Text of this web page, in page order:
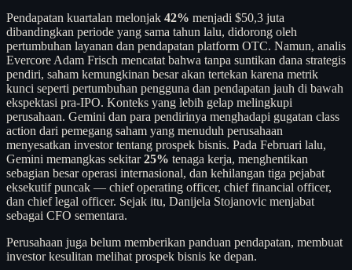
Pendapatan kuartalan melonjak 42% menjadi $50,3 juta
dibandingkan periode yang sama tahun lalu, didorong oleh
pertumbuhan layanan dan pendapatan platform OTC. Namun, analis
Evercore Adam Frisch mencatat bahwa tanpa suntikan dana strategis
pendiri, saham kemungkinan besar akan tertekan karena metrik
kunci seperti pertumbuhan pengguna dan pendapatan jauh di bawah
ekspektasi pra-IPO. Konteks yang lebih gelap melingkupi
perusahaan. Gemini dan para pendirinya menghadapi gugatan class
action dari pemegang saham yang menuduh perusahaan
menyesatkan investor tentang prospek bisnis. Pada Februari lalu,
Gemini memangkas sekitar25% tenaga kerja, menghentikan
sebagian besar operasi internasional, dan kehilangan tiga pejabat
eksekutif puncak — chief operating officer, chief financial officer,
dan chief legal officer. Sejak itu, Danijela Stojanovic menjabat
sebagai CFO sementara.
Perusahaan juga belum memberikan panduan pendapatan, membuat
investor kesulitan melihat prospek bisnis ke depan.